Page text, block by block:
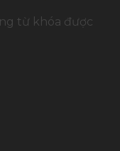
từ khóa được